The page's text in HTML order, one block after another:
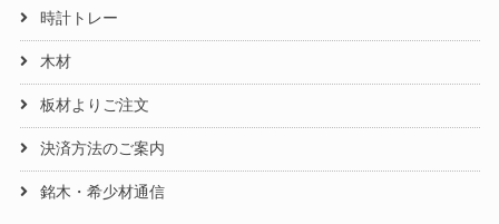
時計トレー
木材
板材よりご注文
決済方法のご案内
銘木・希少材通信